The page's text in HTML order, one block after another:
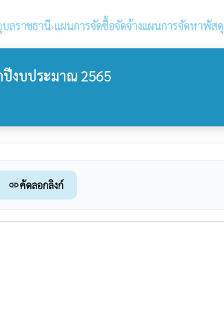
บลราชธานี›แผนการจัดซื้อจัดจ้างแผนการจัดหาพัสดุ
ปีงบประมาณ 2565
linkคัดลอกลิงก์